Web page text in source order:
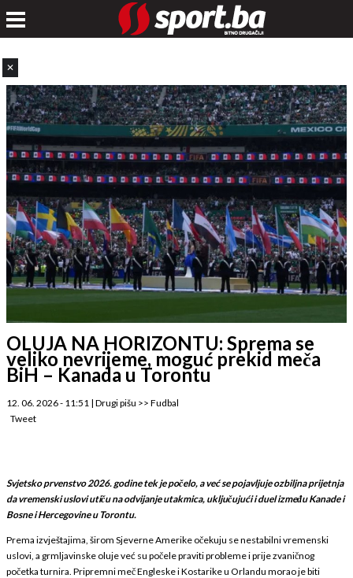
✕
OLUJA NA HORIZONTU: Sprema se
veliko nevrijeme, moguć prekid meča
BiH – Kanada u Torontu
12. 06. 2026 - 11:51 | Drugi pišu >> Fudbal
Tweet
Svjetsko prvenstvo 2026. godine tek je počelo, a već se pojavljuje ozbiljna prijetnja
da vremenski uslovi utiču na odvijanje utakmica, uključujući i duel između Kanade i
Bosne i Hercegovine u Torontu.
Prema izvještajima, širom Sjeverne Amerike očekuju se nestabilni vremenski
uslovi, a grmljavinske oluje već su počele praviti probleme i prije zvaničnog
početka turnira. Pripremni meč Engleske i Kostarike u Orlandu morao je biti